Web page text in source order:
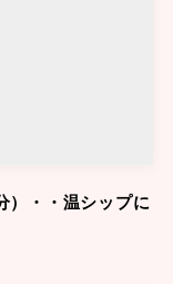
）・・温シップに